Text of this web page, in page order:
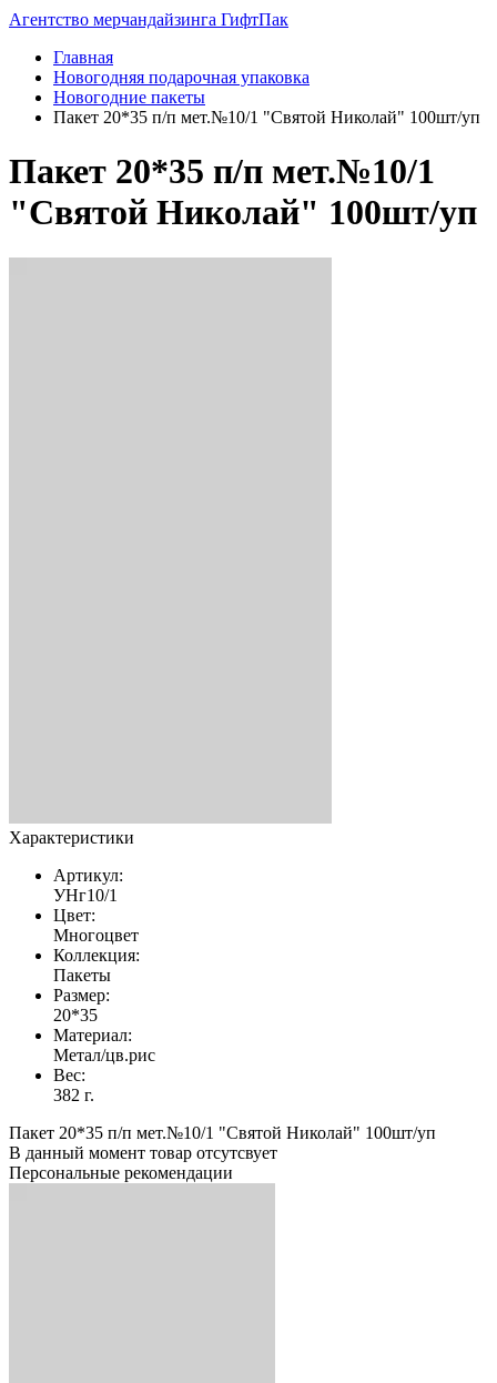
Агентство мерчандайзинга ГифтПак
Главная
Новогодняя подарочная упаковка
Новогодние пакеты
Пакет 20*35 п/п мет.№10/1 "Святой Николай" 100шт/уп
Пакет 20*35 п/п мет.№10/1
"Святой Николай" 100шт/уп
Характеристики
Артикул:
УНг10/1
Цвет:
Многоцвет
Коллекция:
Пакеты
Размер:
20*35
Материал:
Метал/цв.рис
Вес:
382 г.
Пакет 20*35 п/п мет.№10/1 "Святой Николай" 100шт/уп
В данный момент товар отсутсвует
Персональные рекомендации